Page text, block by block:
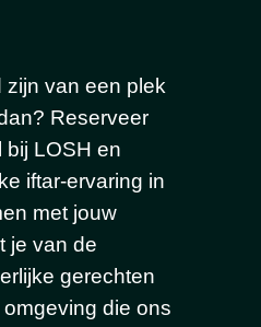
zijn van een plek
Reserveer
bij LOSH en
iftar-ervaring in
met jouw
je van de
gerechten
die ons